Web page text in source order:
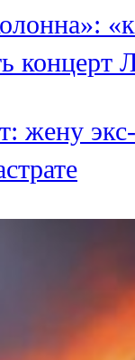
концерт
жену